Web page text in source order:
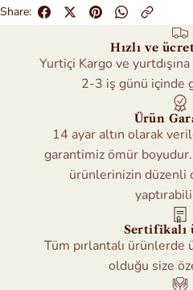
Share:
Hızlı ve
Yurtiçi Kargo ve
2-3 iş günü içinde
Ürün
14 ayar altın olarak
garantimiz ömür
ürünlerinizin düzenli
Sertifikalı
Tüm pırlantalı ürünlerde
olduğu size